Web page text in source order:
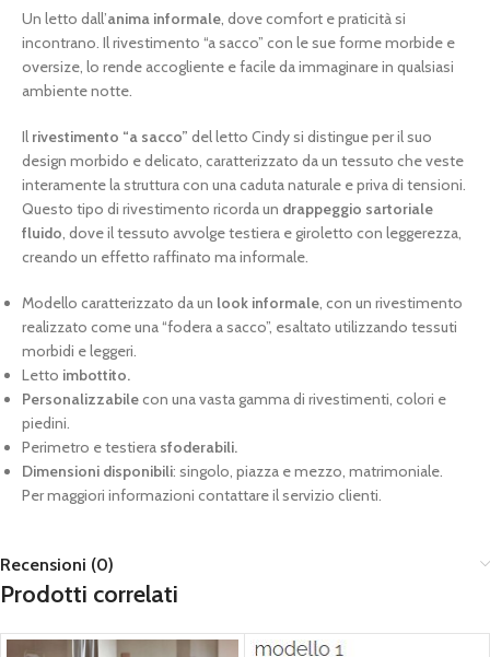
Un letto dall’anima informale , dove comfort e praticità si
incontrano. Il rivestimento “a sacco” con le sue forme morbide e
oversize, lo rende accogliente e facile da immaginare in qualsiasi
ambiente notte.
Il rivestimento “a sacco” del letto Cindy si distingue per il suo
design morbido e delicato, caratterizzato da un tessuto che veste
interamente la struttura con una caduta naturale e priva di tensioni.
Questo tipo di rivestimento ricorda un drappeggio sartoriale
fluido , dove il tessuto avvolge testiera e giroletto con leggerezza,
creando un effetto raffinato ma informale.
Modello caratterizzato da un look informale , con un rivestimento
realizzato come una “fodera a sacco”, esaltato utilizzando tessuti
morbidi e leggeri.
Letto imbottito.
Personalizzabilecon una vasta gamma di rivestimenti, colori e
piedini.
Perimetro e testiera sfoderabili.
Dimensioni disponibili: singolo, piazza e mezzo, matrimoniale.
Per maggiori informazioni contattare il servizio clienti.
Recensioni (0)
Prodotti correlati